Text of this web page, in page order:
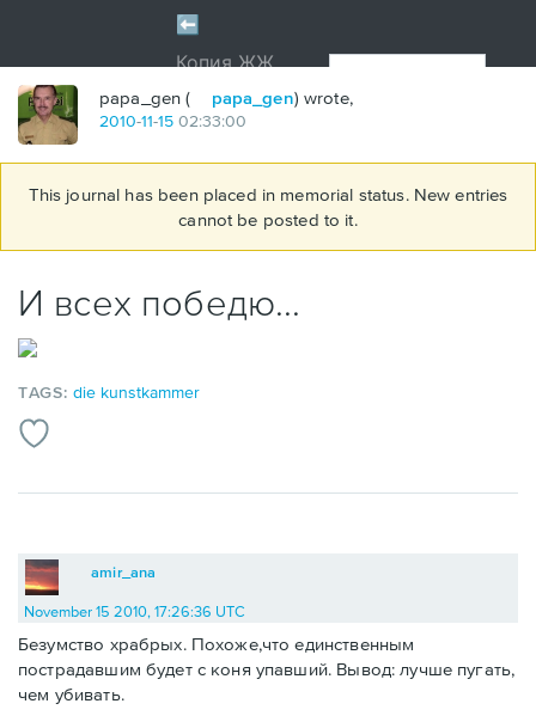
papa_gen ( papa_gen) wrote,
2010-11-15 02:33:00
This journal has been placed in memorial status. New entries
cannot be posted to it.
И всех победю...
TAGS:die kunstkammer
amir_ana
November 15 2010, 17:26:36 UTC
Безумство храбрых. Похоже,что единственным
пострадавшим будет с коня упавший. Вывод: лучше пугать,
чем убивать.